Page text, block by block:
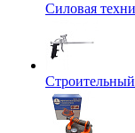
Силовая